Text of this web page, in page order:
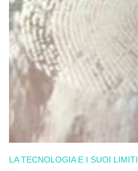
LA TECNOLOGIA E I SUOI LIMITI